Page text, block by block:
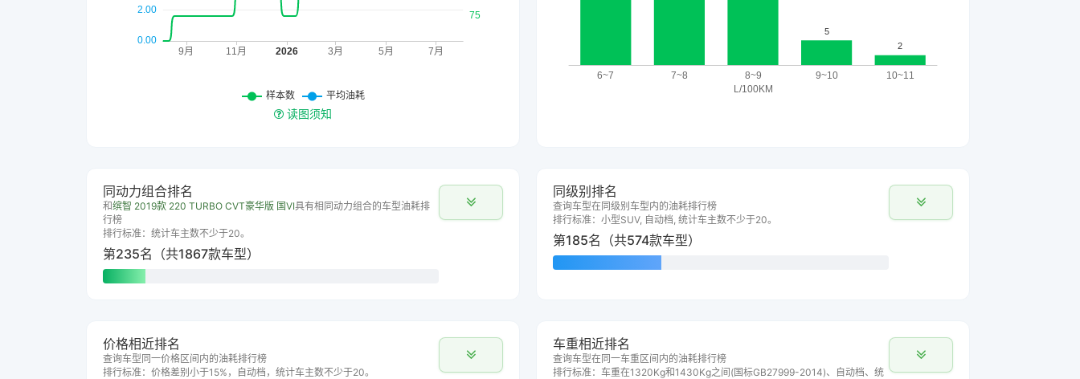
读图须知
同动力组合排名
和缤智 2019款 220 TURBO CVT豪华版 国VI具有相同动力组合的车型油耗排
行榜
排行标准：统计车主数不少于20。
第235名（共1867款车型）
同级别排名
查询车型在同级别车型内的油耗排行榜
排行标准：小型SUV, 自动档, 统计车主数不少于20。
第185名（共574款车型）
价格相近排名
查询车型同一价格区间内的油耗排行榜
排行标准：价格差别小于15%，自动档，统计车主数不少于20。
车重相近排名
查询车型在同一车重区间内的油耗排行榜
排行标准：车重在1320Kg和1430Kg之间(国标GB27999-2014)、自动档、统